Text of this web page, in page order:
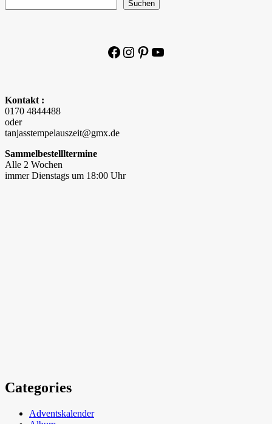
Suchen
Facebook
Instagram
Pinterest
YouTube
Kontakt :
0170 4844488
oder
tanjasstempelauszeit@gmx.de
Sammelbestellltermine
Alle 2 Wochen
immer Dienstags um 18:00 Uhr
Categories
Adventskalender